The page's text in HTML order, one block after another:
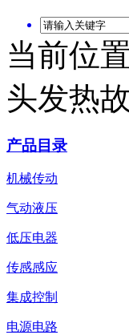
当前位
头发热
产品目录
机械传动
气动液压
低压电器
传感感应
集成控制
电源电路